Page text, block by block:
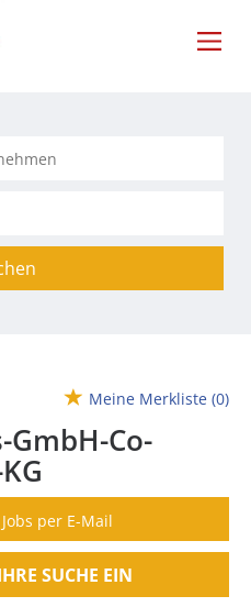
Meine Merkliste (0)
GmbH-Co-
per E-Mail
SUCHE EIN